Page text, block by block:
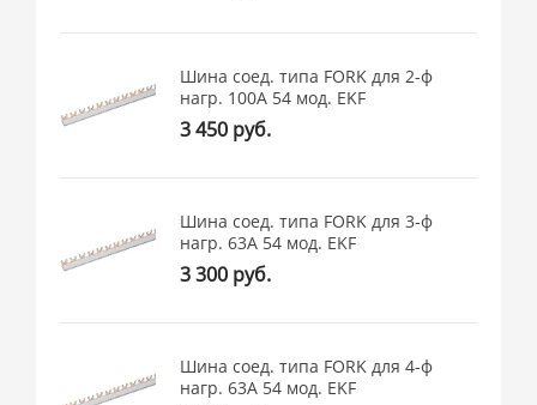
Шина соед. типа FORK для 2-ф
нагр. 100А 54 мод. EKF
3 450 руб.
Шина соед. типа FORK для 3-ф
нагр. 63А 54 мод. EKF
3 300 руб.
Шина соед. типа FORK для 4-ф
нагр. 63А 54 мод. EKF